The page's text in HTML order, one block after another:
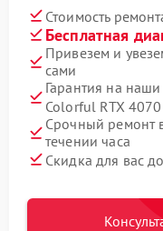
Стоимость
Бесплатная
Привезем и
сами
Гарантия на
Colorful RTX 4070
Срочный ремонт
течении часа
Скидка для вас до